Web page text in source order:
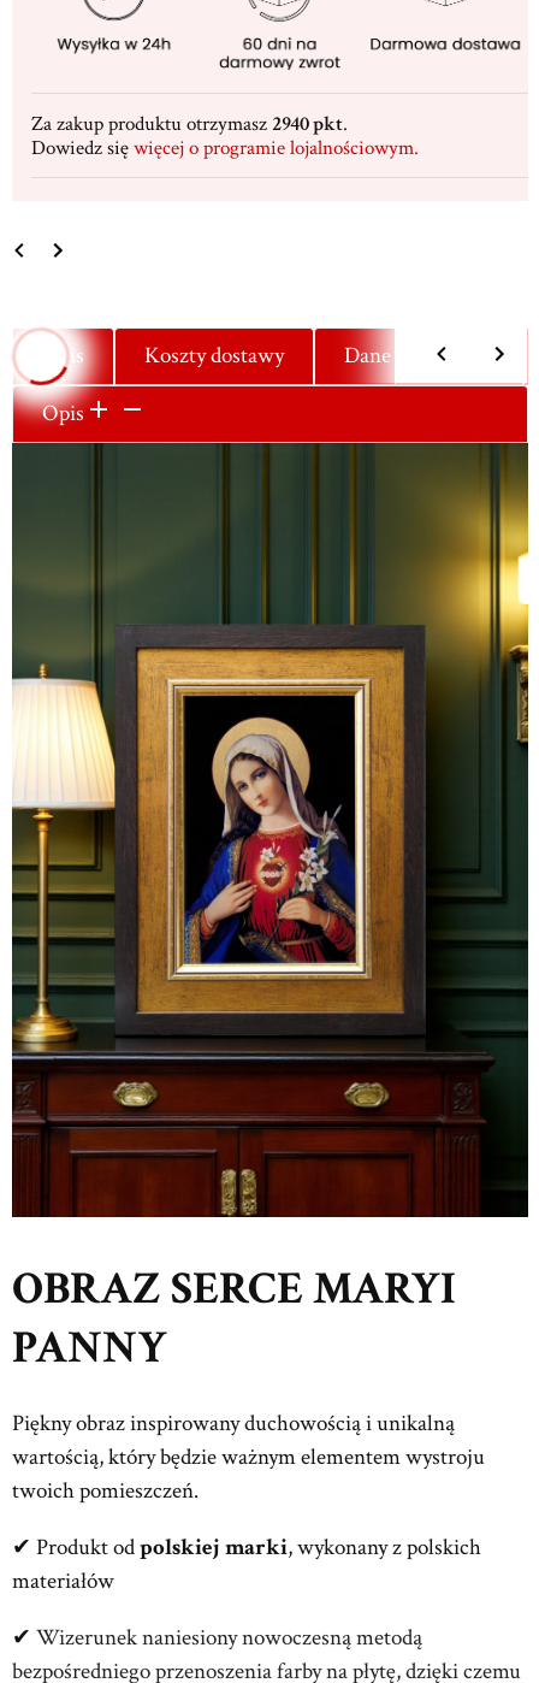
Za zakup produktu otrzymasz 2940 pkt.
Dowiedz sięwięcej o programie lojalnościowym.
Opis Koszty dostawy
Dane techniczne
Opis
OBRAZ SERCE MARYI
PANNY
Piękny obraz inspirowany duchowością i unikalną
wartością, który będzie ważnym elementem wystroju
twoich pomieszczeń.
✔ Produkt odpolskiej marki, wykonany z polskich
materiałów
✔ Wizerunek naniesiony nowoczesną metodą
bezpośredniego przenoszenia farby na płytę, dzięki czemu